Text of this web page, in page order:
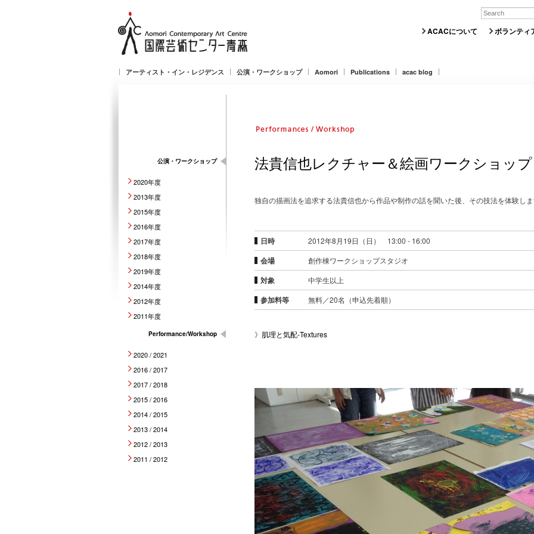
ACACについて ボランティ
アーティスト・イン・レジデンス 公演・ワークショップ Aomori Publications acac blog
法貴信也レクチャー＆絵画ワークショッ
独自の描画法を追求する法貴信也から作品や制作の話を聞いた後、その技法を体験し
日時 2012年8月19日（日） 13:00 - 16:00
会場 創作棟ワークショップスタジオ
対象 中学生以上
参加料等 無料／20名（申込先着順）
》 肌理と気配-Textures
公演・ワークショップ
2020年度
2013年度
2015年度
2016年度
2017年度
2018年度
2019年度
2014年度
2012年度
2011年度
Performance/Workshop
2020 / 2021
2016 / 2017
2017 / 2018
2015 / 2016
2014 / 2015
2013 / 2014
2012 / 2013
2011 / 2012